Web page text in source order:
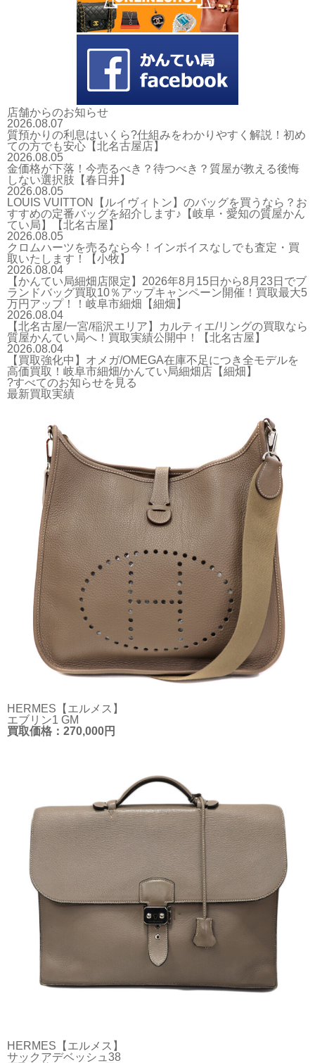
店舗からのお知らせ
2026.08.07
質預かりの利息はいくら?仕組みをわかりやすく解説！初め
ての方でも安心【北名古屋店】
2026.08.05
金価格が下落！今売るべき？待つべき？質屋が教える後悔
しない選択肢【春日井】
2026.08.05
LOUIS VUITTON【ルイヴィトン】のバッグを買うなら？お
すすめの定番バッグを紹介します♪【岐阜・愛知の質屋かん
てい局】【北名古屋】
2026.08.05
クロムハーツを売るなら今！インボイスなしでも査定・買
取いたします！【小牧】
2026.08.04
【かんてい局細畑店限定】2026年8月15日から8月23日でブ
ランドバッグ買取10％アップキャンペーン開催！買取最大5
万円アップ！！岐阜市細畑【細畑】
2026.08.04
【北名古屋/一宮/稲沢エリア】カルティエ/リングの買取なら
質屋かんてい局へ！買取実績公開中！【北名古屋】
2026.08.04
【買取強化中】オメガ/OMEGA在庫不足につき全モデルを
高価買取！岐阜市細畑/かんてい局細畑店【細畑】
?すべてのお知らせを見る
最新買取実績
HERMES【エルメス】
エブリン1 GM
買取価格：270,000円
HERMES【エルメス】
サックアデベッシュ38